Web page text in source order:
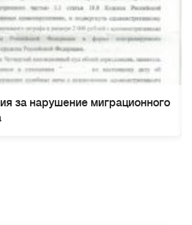
за нарушение миграционного